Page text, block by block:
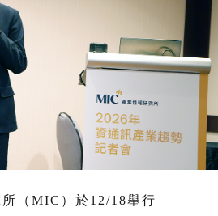
（MIC）於12/18舉行